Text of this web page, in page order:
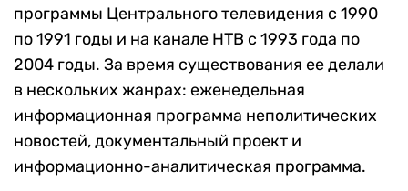
программы Центрального телевидения с 1990
по 1991 годы и на канале НТВ с 1993 года по
2004 годы. За время существования ее делали
в нескольких жанрах: еженедельная
информационная программа неполитических
новостей, документальный проект и
информационно-аналитическая программа.